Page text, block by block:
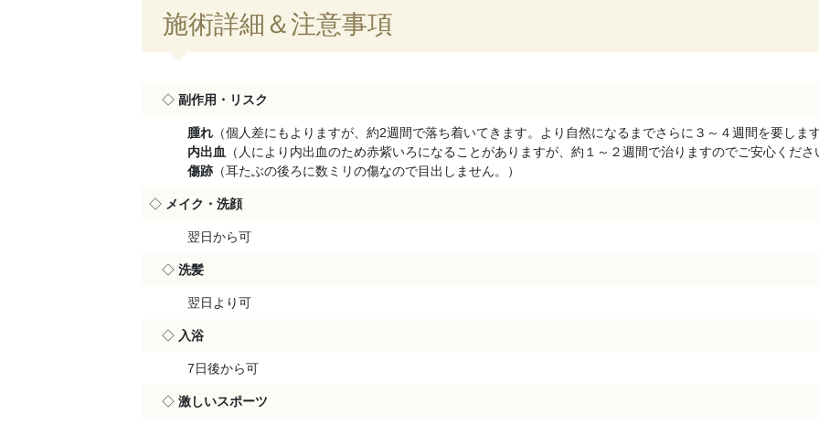
施術詳細＆注意事項
◇副作用・リスク
腫れ （個人差にもよりますが、約2週間で落ち着いてきます。より自然になるまでさらに３～４週間を要しま
内出血
（人により内出血のため赤紫いろになることがありますが、約１～２週間で治りますのでご安心くださ
傷跡 （耳たぶの後ろに数ミリの傷なので目出しません。）
◇ メイク・洗顔
翌日から可
◇洗髪
翌日より可
◇ 入浴
7日後から可
◇激しいスポーツ